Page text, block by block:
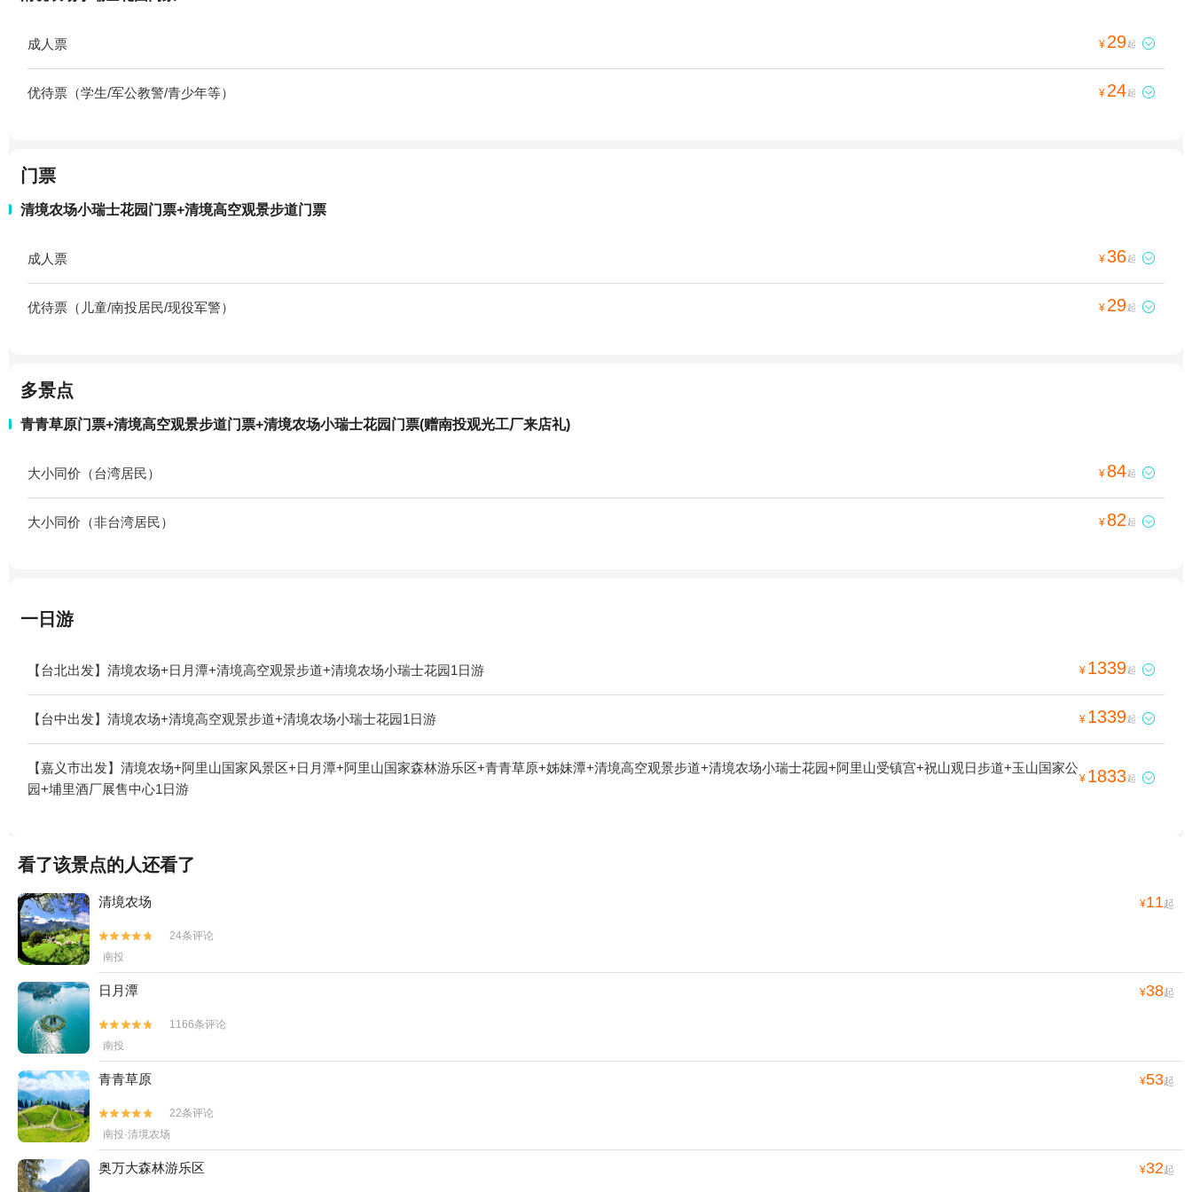
成人票 ¥ 29起 
优待票（学生/军公教警/青少年等） ¥ 24起 
门票
清境农场小瑞士花园门票+清境高空观景步道门票
成人票 ¥36起 
优待票（儿童/南投居民/现役军警） ¥ 29起 
多景点
青青草原门票+清境高空观景步道门票+清境农场小瑞士花园门票(赠南投观光工厂来店礼)
大小同价（台湾居民） ¥ 84起 
大小同价（非台湾居民） ¥ 82 起 
一日游
【台北出发】清境农场+日月潭+清境高空观景步道+清境农场小瑞士花园1日游 ¥ 1339起 
【台中出发】清境农场+清境高空观景步道+清境农场小瑞士花园1日游 ¥ 1339起 
【嘉义市出发】清境农场+阿里山国家风景区+日月潭+阿里山国家森林游乐区+青青草原+姊妹潭+清境高空观景步道+清境农场小瑞士花园+阿里山受镇宫+祝山观日步道+玉山国家公
园+埔里酒厂展售中心1日游
¥ 1833起 
看了该景点的人还看了
清境农场 ¥11起


24条评论
南投
日月潭 ¥38起


1166条评论
南投
青青草原 ¥53起


22条评论
南投·清境农场
奥万大森林游乐区 ¥32起